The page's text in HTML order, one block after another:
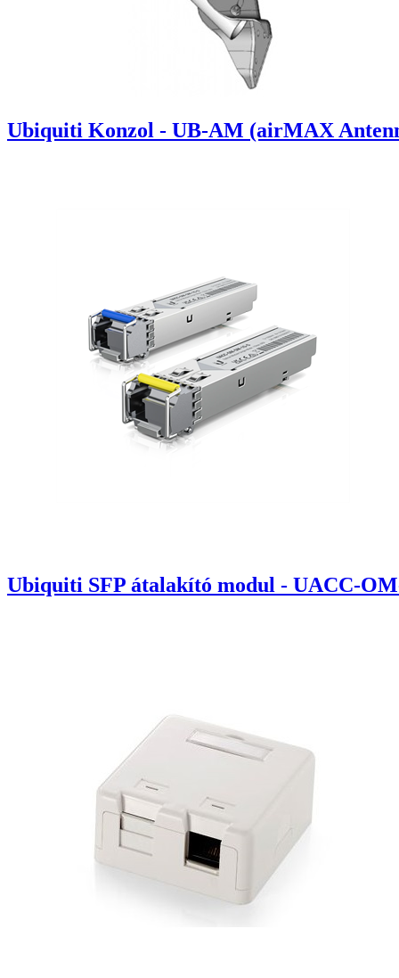
Ubiquiti Konzol - UB-AM (airMAX
Ubiquiti SFP átalakító modul - UACC-